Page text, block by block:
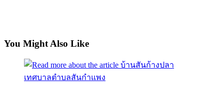
You Might Also Like